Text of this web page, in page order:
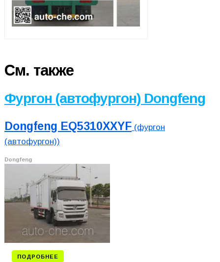
См. также
Фургон (автофургон) Dongfeng
Dongfeng EQ5310XXYF(фургон
(автофургон))
Dongfeng
ПОДРОБНЕЕ